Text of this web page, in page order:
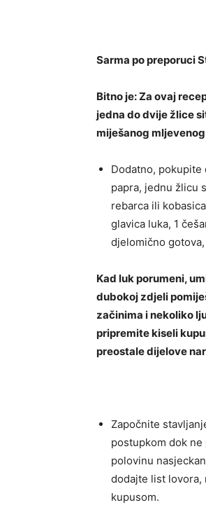
Sarma po preporuci
Bitno je: Za ovaj
jedna do dvije žlice
miješanog
Dodatno,
papra, jednu žlicu
rebarca ili
glavica luka, 1
djelomično
Kad luk porumeni,
dubokoj zdjeli
začinima i nekoliko
pripremite kiseli
preostale dijelove
Započnite
postupkom dok
polovinu
dodajte list lovora,
kupusom.